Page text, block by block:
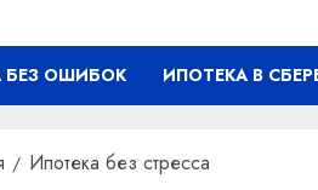
БЕЗ ОШИБОК ИПОТЕКА В
Ипотека без стресса